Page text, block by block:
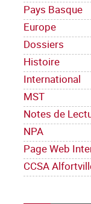
Pays Basque
Europe
Dossiers
Histoire
International
MST
Notes de
NPA
Page Web
CCSA